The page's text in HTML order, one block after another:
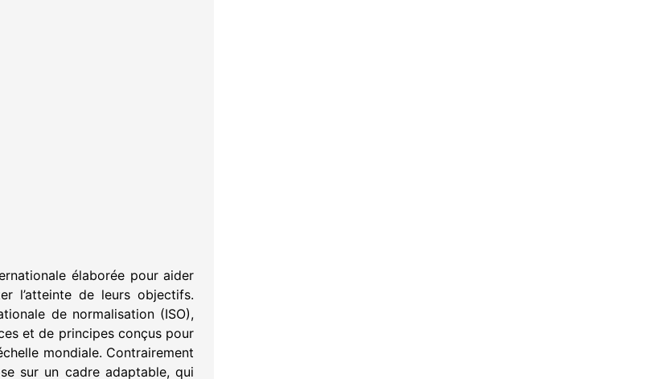
élaborée pour aider
l’atteinte de leurs objectifs.
de normalisation (ISO),
et de principes conçus pour
mondiale. Contrairement
sur un cadre adaptable, qui